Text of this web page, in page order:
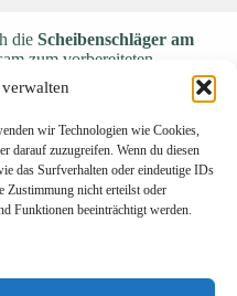
wir Technologien wie Cookies,
darauf zuzugreifen. Wenn du diesen
das Surfverhalten oder eindeutige IDs
Zustimmung nicht erteilst oder
Funktionen beeinträchtigt werden.
die Scheibenschläger am
zum vorbereiteten
aufzubrechen. Dort
Schiibeböck
, wenn die ersten
Sprüchenund dem Ruf:
warmen und kalten Getränken